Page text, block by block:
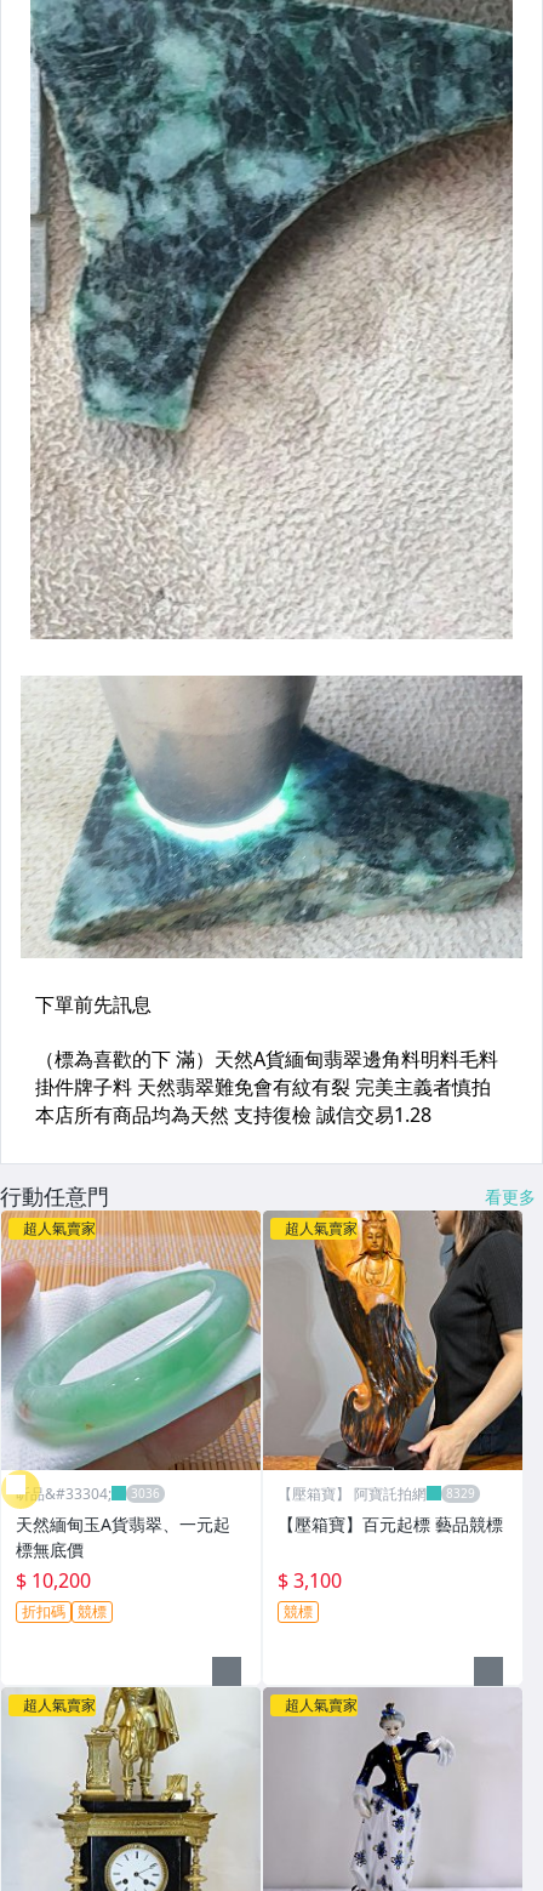
行動任意門 看更多
超人氣賣家
昕品&#33304;
天然緬甸玉A貨翡翠、一元起
標無底價
$ 10,200
折扣碼 競標
超人氣賣家
【壓箱寶】 阿寶託拍網
【壓箱寶】百元起標 藝品競標
$ 3,100
競標
超人氣賣家 超人氣賣家